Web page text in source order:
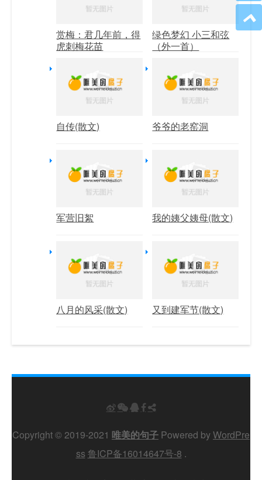
赏梅：君几年前，得
虎刺梅花苗
绿色梦幻 小三和弦
（外一首）
自传(散文) 爷爷的老窑洞
军营旧絮 我的姨父姨母(散文)
八月的风采(散文) 又到建军节(散文)
Copyright © 2019-2021 唯美的句子 Powered byWordPre
ss 鲁ICP备16014647号-8 .